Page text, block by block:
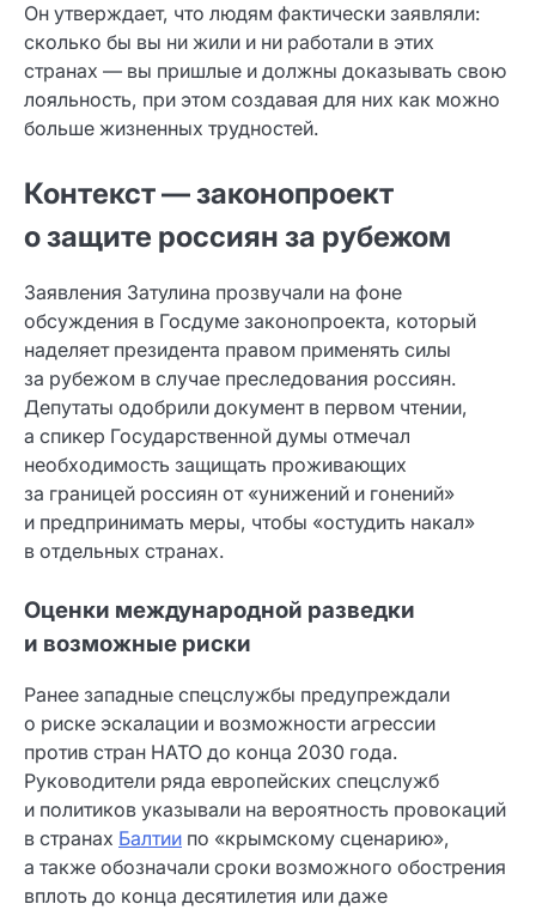
Он утверждает, что людям фактически заявляли:
сколько бы вы ни жили и ни работали в этих
странах — вы пришлые и должны доказывать свою
лояльность, при этом создавая для них как можно
больше жизненных трудностей.
Контекст — законопроект
о защите россиян за рубежом
Заявления Затулина прозвучали на фоне
обсуждения в Госдуме законопроекта, который
наделяет президента правом применять силы
за рубежом в случае преследования россиян.
Депутаты одобрили документ в первом чтении,
а спикер Государственной думы отмечал
необходимость защищать проживающих
за границей россиян от «унижений и гонений»
и предпринимать меры, чтобы «остудить накал»
в отдельных странах.
Оценки международной разведки
и возможные риски
Ранее западные спецслужбы предупреждали
о риске эскалации и возможности агрессии
против стран НАТО до конца 2030 года.
Руководители ряда европейских спецслужб
и политиков указывали на вероятность провокаций
в странах Балтии по «крымскому сценарию»,
а также обозначали сроки возможного обострения
вплоть до конца десятилетия или даже